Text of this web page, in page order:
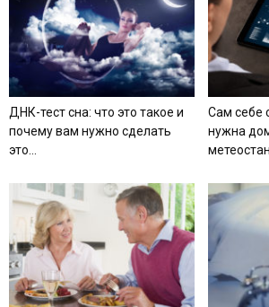
ДНК-тест сна: что это такое и
почему вам нужно сделать
это...
Сам себе
нужна